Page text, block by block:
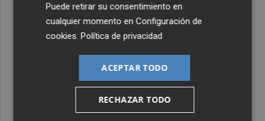
Puede retirar su consentimiento en
cualquier momento enConfiguración de
cookies .Política de privacidad
ACEPTAR TODO
RECHAZAR TODO